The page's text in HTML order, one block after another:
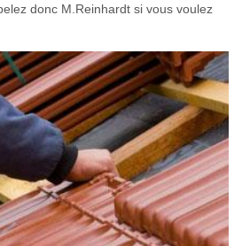
donc M.Reinhardt si vous voulez